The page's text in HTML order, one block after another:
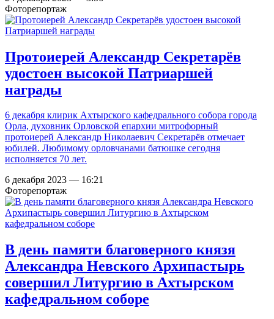
Фоторепортаж
Протоиерей Александр Секретарёв
удостоен высокой Патриаршей
награды
6 декабря клирик Ахтырского кафедрального собора города
Орла, духовник Орловской епархии митрофорный
протоиерей Александр Николаевич Секретарёв отмечает
юбилей. Любимому орловчанами батюшке сегодня
исполняется 70 лет.
6 декабря 2023 — 16:21
Фоторепортаж
В день памяти благоверного князя
Александра Невского Архипастырь
совершил Литургию в Ахтырском
кафедральном соборе